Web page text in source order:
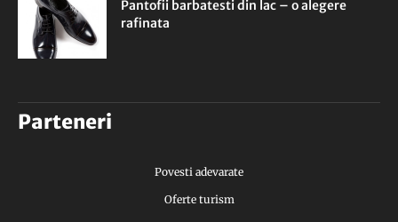
Pantofii barbatesti din lac – o alegere
rafinata
Parteneri
Povesti adevarate
Oferte turism